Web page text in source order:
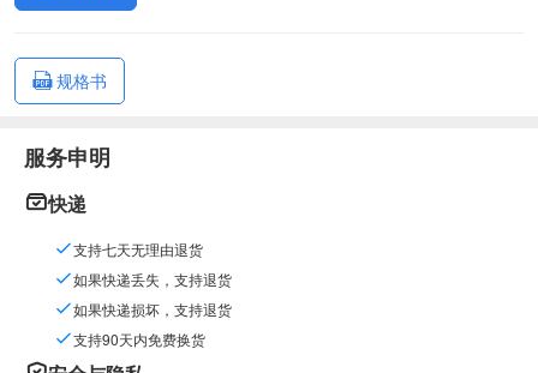
规格书
服务申明
快递
支持七天无理由退货
如果快递丢失，支持退货
如果快递损坏，支持退货
支持90天内免费换货